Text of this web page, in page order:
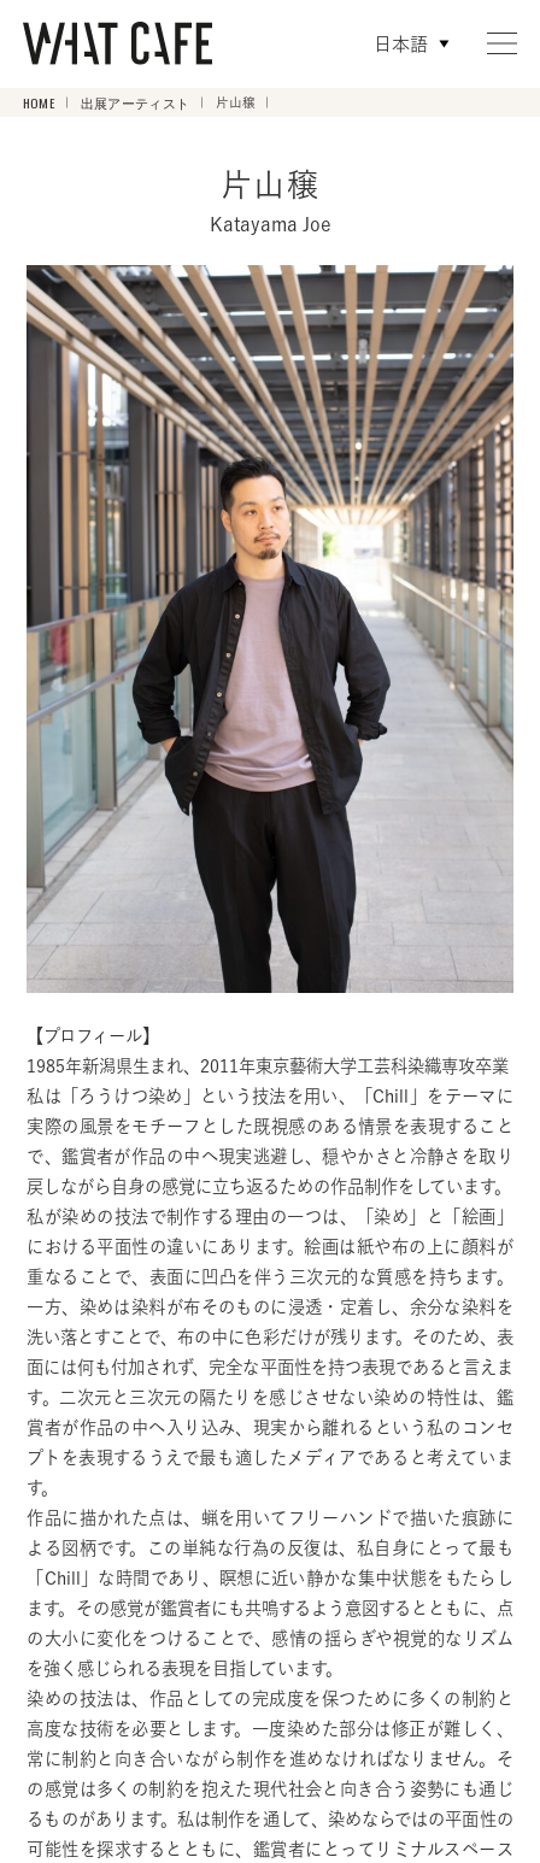
日本語
HOME 出展アーティスト 片山穣
片山穣
Katayama Joe
【プロフィール】
1985年新潟県生まれ、2011年東京藝術大学工芸科染織専攻卒業
私は「ろうけつ染め」という技法を用い、「Chill」をテーマに
実際の風景をモチーフとした既視感のある情景を表現すること
で、鑑賞者が作品の中へ現実逃避し、穏やかさと冷静さを取り
戻しながら自身の感覚に立ち返るための作品制作をしています。
私が染めの技法で制作する理由の一つは、「染め」と「絵画」
における平面性の違いにあります。絵画は紙や布の上に顔料が
重なることで、表面に凹凸を伴う三次元的な質感を持ちます。
一方、染めは染料が布そのものに浸透・定着し、余分な染料を
洗い落とすことで、布の中に色彩だけが残ります。そのため、表
面には何も付加されず、完全な平面性を持つ表現であると言えま
す。二次元と三次元の隔たりを感じさせない染めの特性は、鑑
賞者が作品の中へ入り込み、現実から離れるという私のコンセ
プトを表現するうえで最も適したメディアであると考えていま
す。
作品に描かれた点は、蝋を用いてフリーハンドで描いた痕跡に
よる図柄です。この単純な行為の反復は、私自身にとって最も
「Chill」な時間であり、瞑想に近い静かな集中状態をもたらし
ます。その感覚が鑑賞者にも共鳴するよう意図するとともに、点
の大小に変化をつけることで、感情の揺らぎや視覚的なリズム
を強く感じられる表現を目指しています。
染めの技法は、作品としての完成度を保つために多くの制約と
高度な技術を必要とします。一度染めた部分は修正が難しく、
常に制約と向き合いながら制作を進めなければなりません。そ
の感覚は多くの制約を抱えた現代社会と向き合う姿勢にも通じ
るものがあります。私は制作を通して、染めならではの平面性の
可能性を探求するとともに、鑑賞者にとってリミナルスペース